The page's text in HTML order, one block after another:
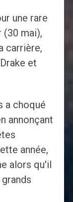
une rare
mai),
carrière,
et
a choqué
annonçant
année,
alors qu'il